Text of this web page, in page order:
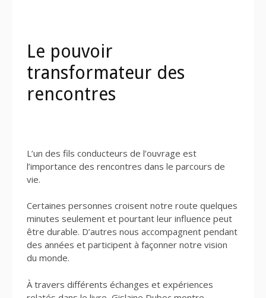
Le pouvoir
transformateur des
rencontres
L’un des fils conducteurs de l’ouvrage est
l’importance des rencontres dans le parcours de
vie.
Certaines personnes croisent notre route quelques
minutes seulement et pourtant leur influence peut
être durable. D’autres nous accompagnent pendant
des années et participent à façonner notre vision
du monde.
À travers différents échanges et expériences